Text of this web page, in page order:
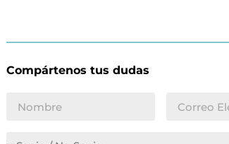
Compártenos tus dudas